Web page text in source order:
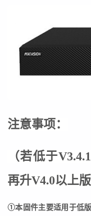
注意事项：
（若低于
再升V4.0以上
①本固件主要适用于低